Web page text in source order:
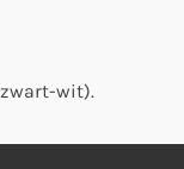
wit).